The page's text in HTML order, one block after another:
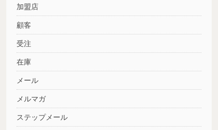
加盟店
顧客
受注
在庫
メール
メルマガ
ステップメール